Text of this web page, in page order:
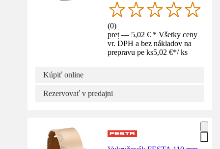
(0)
preț — 5,02 € * Všetky ceny
vr. DPH a bez nákladov na
prepravu pe ks5,02 €*/ ks
Kúpiť online
Rezervovať v predajni